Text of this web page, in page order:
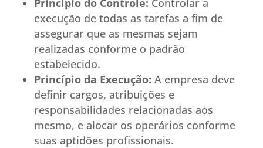
Princípio do Controle: Controlar a
execução de todas as tarefas a fim de
assegurar que as mesmas sejam
realizadas conforme o padrão
estabelecido.
Princípio da Execução: A empresa deve
definir cargos, atribuições e
responsabilidades relacionadas aos
mesmo, e alocar os operários conforme
suas aptidões profissionais.